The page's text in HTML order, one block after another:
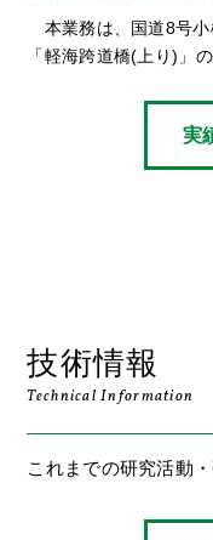
本業務は、国道8号小
「軽海跨道橋(上り)」
実
技術情報
Technical Information
これまでの研究活動